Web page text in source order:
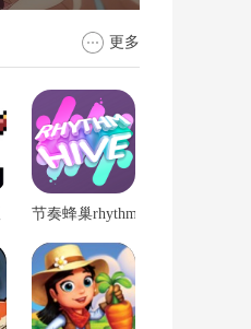
更多
节奏蜂巢rhythm hive